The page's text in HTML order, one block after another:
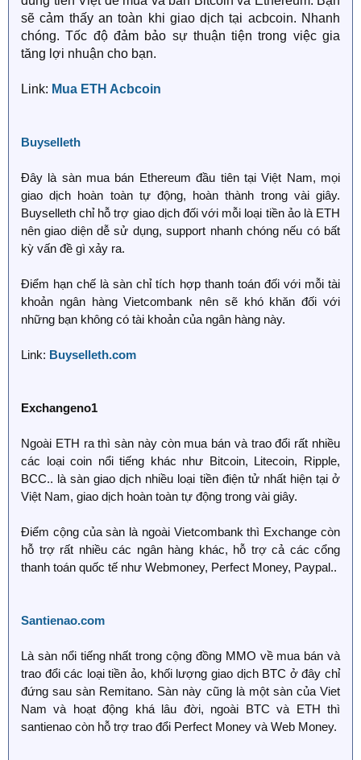
sẽ cảm thấy an toàn khi giao dịch tại acbcoin. Nhanh
chóng. Tốc độ đảm bảo sự thuận tiện trong việc gia
tăng lợi nhuận cho bạn.
Link: Mua ETH Acbcoin
Buyselleth
Đây là sàn mua bán Ethereum đầu tiên tại Việt Nam, mọi
giao dịch hoàn toàn tự động, hoàn thành trong vài giây.
Buyselleth chỉ hỗ trợ giao dịch đối với mỗi loại tiền ảo là ETH
nên giao diện dễ sử dụng, support nhanh chóng nếu có bất
kỳ vấn đề gì xảy ra.
Điểm hạn chế là sàn chỉ tích hợp thanh toán đối với mỗi tài
khoản ngân hàng Vietcombank nên sẽ khó khăn đối với
những bạn không có tài khoản của ngân hàng này.
Link: Buyselleth.com
Exchangeno1
Ngoài ETH ra thì sàn này còn mua bán và trao đổi rất nhiều
các loại coin nổi tiếng khác như Bitcoin, Litecoin, Ripple,
BCC.. là sàn giao dịch nhiều loại tiền điện tử nhất hiện tại ở
Việt Nam, giao dịch hoàn toàn tự động trong vài giây.
Điểm cộng của sàn là ngoài Vietcombank thì Exchange còn
hỗ trợ rất nhiều các ngân hàng khác, hỗ trợ cả các cổng
thanh toán quốc tế như Webmoney, Perfect Money, Paypal..
Santienao.com
Là sàn nổi tiếng nhất trong cộng đồng MMO về mua bán và
trao đổi các loại tiền ảo, khối lượng giao dịch BTC ở đây chỉ
đứng sau sàn Remitano. Sàn này cũng là một sàn của Viet
Nam và hoạt động khá lâu đời, ngoài BTC và ETH thì
santienao còn hỗ trợ trao đổi Perfect Money và Web Money.